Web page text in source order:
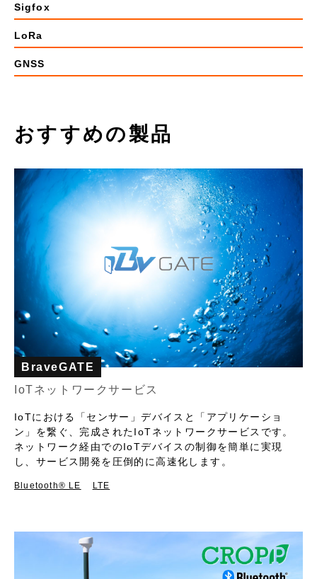
Sigfox
LoRa
GNSS
おすすめの製品
BraveGATE
IoTネットワークサービス
IoTにおける「センサー」デバイスと「アプリケーショ
ン」を繋ぐ、完成されたIoTネットワークサービスです。
ネットワーク経由でのIoTデバイスの制御を簡単に実現
し、サービス開発を圧倒的に高速化します。
Bluetooth®︎ LE LTE